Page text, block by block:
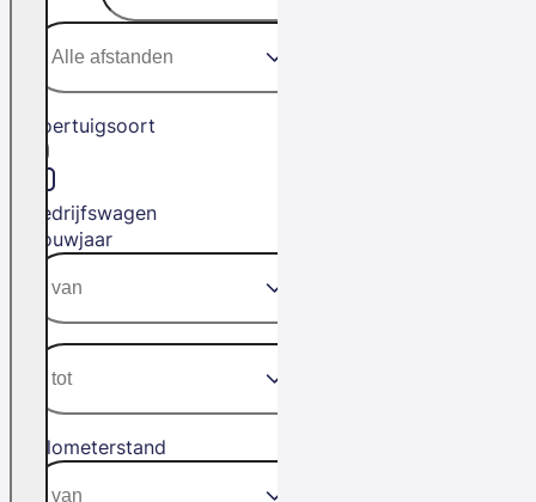
Voertuigsoort
Bedrijfswagen
Bouwjaar
Kilometerstand